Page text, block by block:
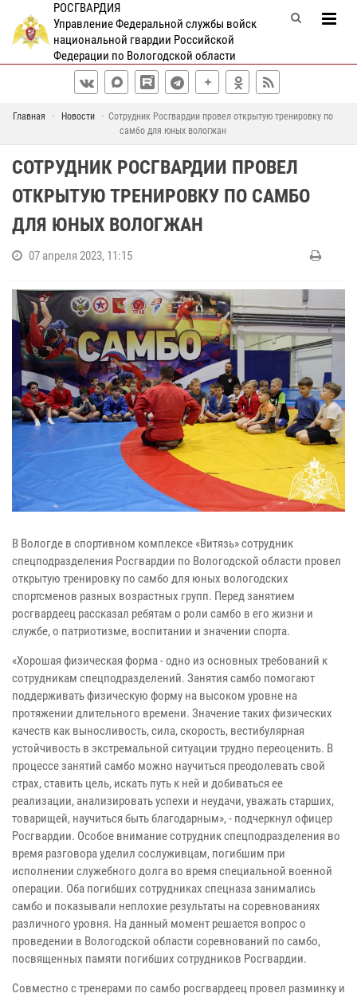
РОСГВАРДИЯ
Управление Федеральной службы войск
национальной гвардии Российской
Федерации по Вологодской области
Главная Новости
Сотрудник Росгвардии провел открытую тренировку по
самбо для юных вологжан
СОТРУДНИК РОСГВАРДИИ ПРОВЕЛ
ОТКРЫТУЮ ТРЕНИРОВКУ ПО САМБО
ДЛЯ ЮНЫХ ВОЛОГЖАН
07 апреля 2023, 11:15
В Вологде в спортивном комплексе «Витязь» сотрудник
спецподразделения Росгвардии по Вологодской области провел
открытую тренировку по самбо для юных вологодских
спортсменов разных возрастных групп. Перед занятием
росгвардеец рассказал ребятам о роли самбо в его жизни и
службе, о патриотизме, воспитании и значении спорта.
«Хорошая физическая форма - одно из основных требований к
сотрудникам спецподразделений. Занятия самбо помогают
поддерживать физическую форму на высоком уровне на
протяжении длительного времени. Значение таких физических
качеств как выносливость, сила, скорость, вестибулярная
устойчивость в экстремальной ситуации трудно переоценить. В
процессе занятий самбо можно научиться преодолевать свой
страх, ставить цель, искать путь к ней и добиваться ее
реализации, анализировать успехи и неудачи, уважать старших,
товарищей, научиться быть благодарным», - подчеркнул офицер
Росгвардии. Особое внимание сотрудник спецподразделения во
время разговора уделил сослуживцам, погибшим при
исполнении служебного долга во время специальной военной
операции. Оба погибших сотрудниках спецназа занимались
самбо и показывали неплохие результаты на соревнованиях
различного уровня. На данный момент решается вопрос о
проведении в Вологодской области соревнований по самбо,
посвященных памяти погибших сотрудников Росгвардии.
Совместно с тренерами по самбо росгвардеец провел разминку и